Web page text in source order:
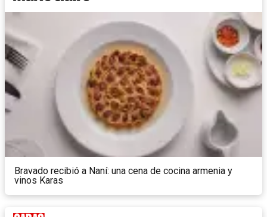
Bravado recibió a Naní: una cena de cocina armenia y
vinos Karas